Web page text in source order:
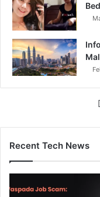
Recent Tech News